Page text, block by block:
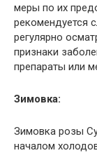
меры по их
рекомендуется
регулярно
признаки
препараты или
Зимовка:
Зимовка розы
началом